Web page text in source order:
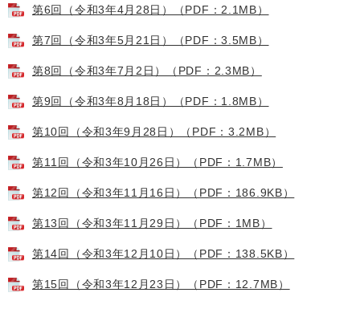
第6回（令和3年4月28日）（PDF：2.1MB）
第7回（令和3年5月21日）（PDF：3.5MB）
第8回（令和3年7月2日）（PDF：2.3MB）
第9回（令和3年8月18日）（PDF：1.8MB）
第10回（令和3年9月28日）（PDF：3.2MB）
第11回（令和3年10月26日）（PDF：1.7MB）
第12回（令和3年11月16日）（PDF：186.9KB）
第13回（令和3年11月29日）（PDF：1MB）
第14回（令和3年12月10日）（PDF：138.5KB）
第15回（令和3年12月23日）（PDF：12.7MB）